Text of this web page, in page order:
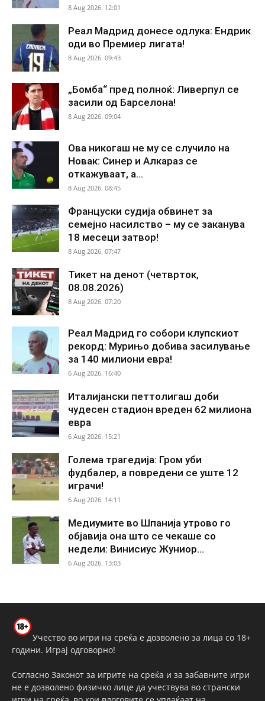
8 Aug 2026. 12:01
Реал Мадрид донесе одлука: Ендрик
оди во Премиер лигата!
8 Aug 2026. 09:43
„Бомба“ пред полноќ: Ливерпул се
засили од Барселона!
8 Aug 2026. 09:04
Ова никогаш не му се случило на
Новак: Синер и Алкараз се
откажуваат, а...
8 Aug 2026. 08:45
Француски судија обвинет за
семејно насилство – му се заканува
18 месеци затвор!
8 Aug 2026. 07:47
Тикет на денот (четврток,
08.08.2026)
8 Aug 2026. 07:20
Реал Мадрид го собори клупскиот
рекорд: Мурињо добива засилување
за 140 милиони евра!
6 Aug 2026. 16:40
Италијански петтолигаш доби
чудесен стадион вреден 62 милиона
евра
6 Aug 2026. 15:21
Голема трагедија: Гром уби
фудбалер, а повредени се уште 12
играчи!
6 Aug 2026. 14:11
Медиумите во Шпанија утрово го
објавија она што се чекаше со
недели: Винисиус Жуниор...
6 Aug 2026. 13:03
Учество во игри на среќа е дозволено за лица со 18+
години. Играј одговорно!
Согласно Законот за игрите на среќа и за забавните игри
не е дозволено физичко лице да учествува во странски